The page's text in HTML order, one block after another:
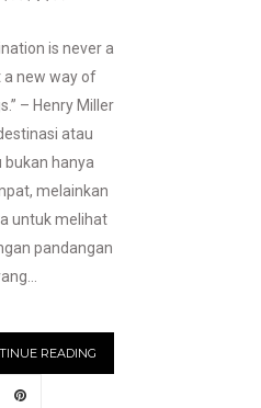
is never a
a new way of
– Henry Miller
atau
bukan hanya
melainkan
untuk melihat
pandangan
READING